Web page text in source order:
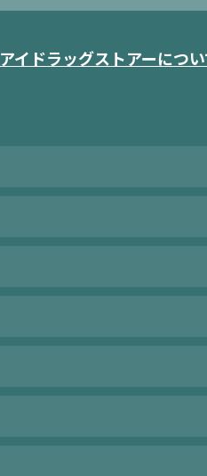
アイドラッグストアーにつ